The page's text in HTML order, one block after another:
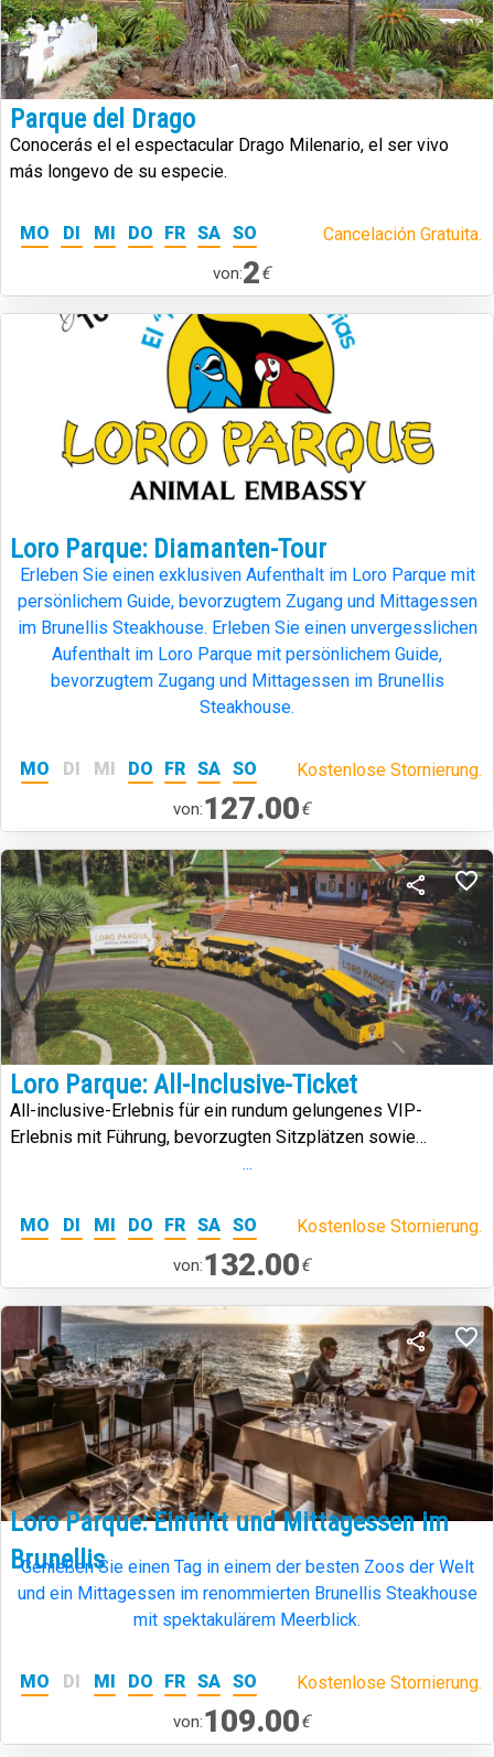
Parque del Drago
Conocerás el el espectacular Drago Milenario, el ser vivo
más longevo de su especie.
MO DI MI DO FR SA SO Cancelación Gratuita.
von:2€
Loro Parque: Diamanten-Tour
Erleben Sie einen exklusiven Aufenthalt im Loro Parque mit
persönlichem Guide, bevorzugtem Zugang und Mittagessen
im Brunellis Steakhouse. Erleben Sie einen unvergesslichen
Aufenthalt im Loro Parque mit persönlichem Guide,
bevorzugtem Zugang und Mittagessen im Brunellis
Steakhouse.
MO DI MI DO FR SA SO Kostenlose Stornierung.
von:127.00€
Loro Parque: All-Inclusive-Ticket
All-inclusive-Erlebnis für ein rundum gelungenes VIP-
Erlebnis mit Führung, bevorzugten Sitzplätzen sowie
unbegrenzten Speisen und Getränken während Ihres
...
MO DI MI DO FR SA SO Kostenlose Stornierung.
von:132.00€
Loro Parque: Eintritt und Mittagessen im
Brunellis
Genießen Sie einen Tag in einem der besten Zoos der Welt
und ein Mittagessen im renommierten Brunellis Steakhouse
mit spektakulärem Meerblick.
MO DI MI DO FR SA SO Kostenlose Stornierung.
von:109.00€